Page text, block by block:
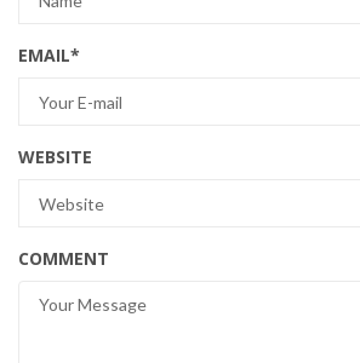
EMAIL*
WEBSITE
COMMENT